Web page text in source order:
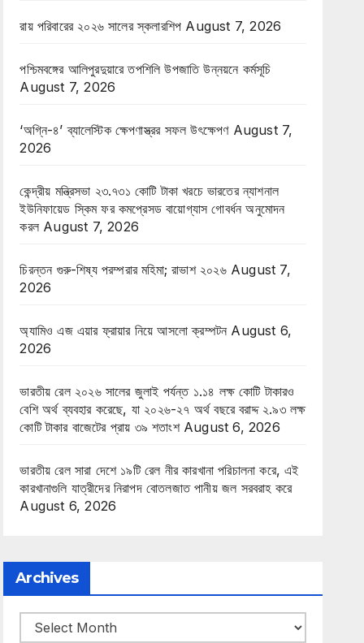
রায় পরিবারের ২০২৬ সালের স্কলারশিপ August 7, 2026
পশ্চিমবঙ্গের আলিপুরদুয়ারে তপশিলি উপজাতি উন্নয়নে কর্মসূচি
August 7, 2026
‘অগ্নি-৪’ ব্যালেস্টিক ক্ষেপণাস্ত্রর সফল উৎক্ষেপণ August 7,
2026
কেন্দ্রীয় মন্ত্রিসভা ২৩.৭৩১ কোটি টাকা খরচে ভারতের ন্যাশনাল
ইউনিফায়েড স্কিম ফর কমপ্রেসড বায়োগ্যাস গোবর্ধন অনুমোদন
করল August 7, 2026
চিরন্তন গুরু-শিষ্য পরম্পরার মহিমা; রাভাশ ২০২৬ August 7,
2026
অ্যামিও এজ এয়ার ফ্রায়ার নিয়ে আসলো ক্রম্পটন August 6,
2026
ভারতীয় রেল ২০২৬ সালের জুলাই পর্যন্ত ১.১৪ লক্ষ কোটি টাকারও
বেশি অর্থ ব্যবহার করেছে, যা ২০২৬-২৭ অর্থ বছরে বরাদ্দ ২.৯৩ লক্ষ
কোটি টাকার বাজেটের প্রায় ৩৯ শতাংশ August 6, 2026
ভারতীয় রেল সারা দেশে ১৯টি রেল নীর কারখানা পরিচালনা করে, এই
কারখানাগুলি যাত্রীদের নিরাপদ বোতলজাত পানীয় জল সরবরাহ করে
August 6, 2026
Archives
Archives